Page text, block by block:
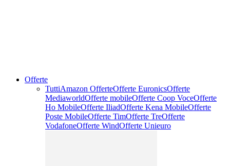
Offerte
TuttiAmazon OfferteOfferte EuronicsOfferte
MediaworldOfferte mobileOfferte Coop VoceOfferte
Ho MobileOfferte IliadOfferte Kena MobileOfferte
Poste MobileOfferte TimOfferte TreOfferte
VodafoneOfferte WindOfferte Unieuro